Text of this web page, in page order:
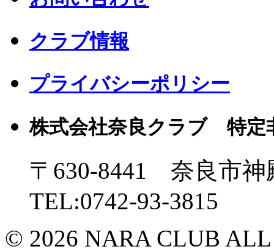
クラブ情報
プライバシーポリシー
株式会社奈良クラブ 特定
〒630-8441 奈良市
TEL:0742-93-3815
© 2026 NARA CLUB ALL